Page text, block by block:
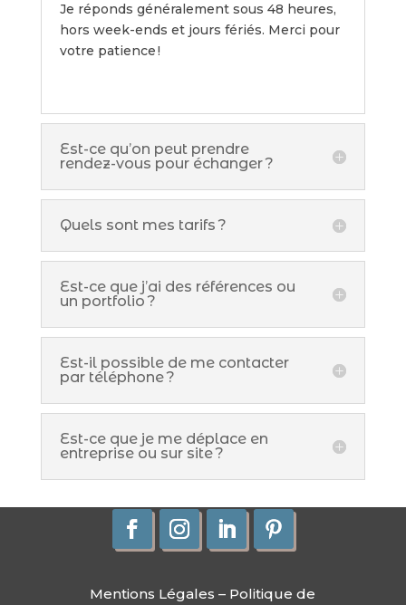
Je réponds généralement sous 48 heures,
hors week-ends et jours fériés. Merci pour
votre patience !
Est-ce qu’on peut prendre
rendez-vous pour échanger ?
Quels sont mes tarifs ?
Est-ce que j’ai des références ou
un portfolio ?
Est-il possible de me contacter
par téléphone ?
Est-ce que je me déplace en
entreprise ou sur site ?
Mentions Légales – Politique de